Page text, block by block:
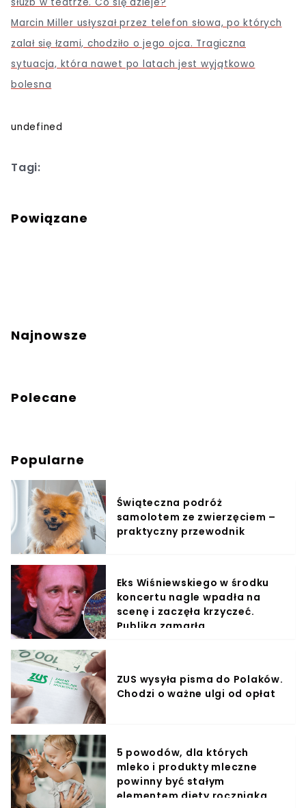
Marcin Miller usłyszał przez telefon słowa, po których
zalał się łzami, chodziło o jego ojca. Tragiczna
sytuacja, która nawet po latach jest wyjątkowo
bolesna
undefined
Tagi:
Powiązane
Najnowsze
Polecane
Popularne
Świąteczna podróż
samolotem ze zwierzęciem –
praktyczny przewodnik
Eks Wiśniewskiego w środku
koncertu nagle wpadła na
scenę i zaczęła krzyczeć.
Publika zamarła
ZUS wysyła pisma do Polaków.
Chodzi o ważne ulgi od opłat
5 powodów, dla których
mleko i produkty mleczne
powinny być stałym
elementem diety roczniaka